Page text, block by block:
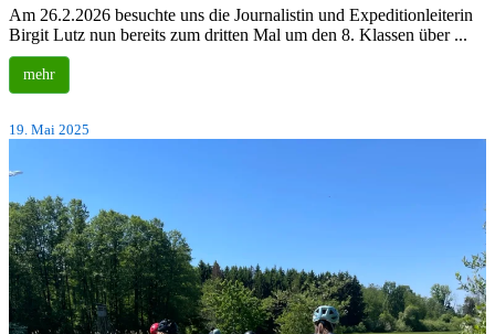
Am 26.2.2026 besuchte uns die Journalistin und Expeditionleiterin
Birgit Lutz nun bereits zum dritten Mal um den 8. Klassen über ...
mehr
19. Mai 2025